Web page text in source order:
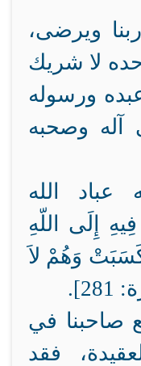
ويرضى،
لا شريك
ورسوله
آله وصحبه
عباد الله
إِلَى اللّهِ
وَهُمْ لاَ
صاحبنا في
فقد